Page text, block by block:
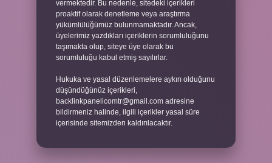
vermektedir. Bu nedenle, sitedeki içerikleri
proaktif olarak denetleme veya araştırma
yükümlülüğümüz bulunmamaktadır. Ancak,
üyelerimiz yazdıkları içeriklerin sorumluluğunu
taşımakta olup, siteye üye olarak bu
sorumluluğu kabul etmiş sayılırlar.
Hukuka ve yasal düzenlemelere aykırı olduğunu
düşündüğünüz içerikleri,
backlinkpanelicomtr@gmail.com adresine
bildirmeniz halinde, ilgili içerikler yasal süre
içerisinde sitemizden kaldırılacaktır.